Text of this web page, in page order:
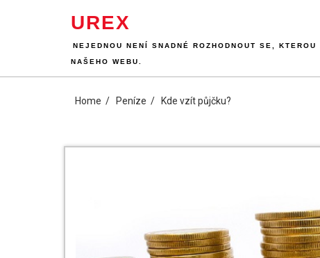
UREX
NEJEDNOU NENÍ SNADNÉ ROZHODNOUT SE,
NAŠEHO WEBU.
Home Peníze Kde vzít půjčku?